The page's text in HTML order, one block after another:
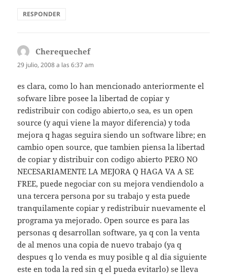
RESPONDER
Cherequechefdice:
29 julio, 2008 a las 6:37 am
es clara, como lo han mencionado anteriormente el
sofware libre posee la libertad de copiar y
redistribuir con codigo abierto,o sea, es un open
source (y aqui viene la mayor diferencia) y toda
mejora q hagas seguira siendo un software libre; en
cambio open source, que tambien piensa la libertad
de copiar y distribuir con codigo abierto PERO NO
NECESARIAMENTE LA MEJORA Q HAGA VA A SE
FREE, puede negociar con su mejora vendiendolo a
una tercera persona por su trabajo y esta puede
tranquilamente copiar y redistribuir nuevamente el
programa ya mejorado. Open source es para las
personas q desarrollan software, ya q con la venta
de al menos una copia de nuevo trabajo (ya q
despues q lo venda es muy posible q al dia siguiente
este en toda la red sin q el pueda evitarlo) se lleva